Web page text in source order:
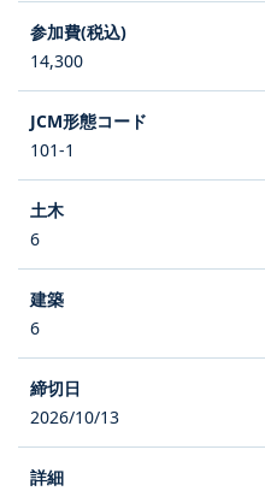
14,300
101-1
6
6
2026/10/13